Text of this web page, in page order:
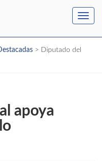
> Diputado del
apoya